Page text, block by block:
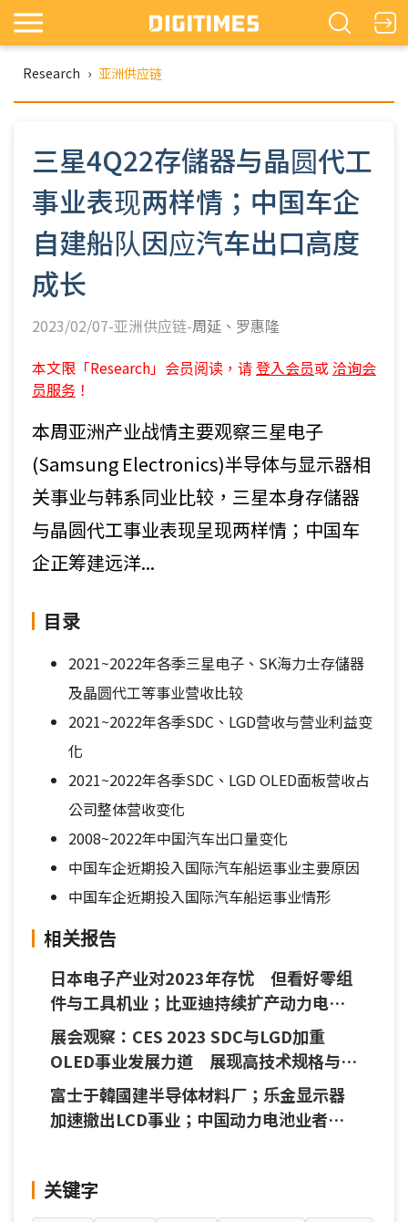
Research › 亚洲供应链
三星4Q22存儲器与晶圆代工
事业表现两样情；中国车企
自建船队因应汽车出口高度
成长
2023/02/07-亚洲供应链-周延
罗惠隆
本文限「Research」会员阅读，请登入会员或 洽询会
员服务 ！
本周亚洲产业战情主要观察三星电子
(Samsung Electronics)半导体与显示器相
关事业与韩系同业比较，三星本身存儲器
与晶圆代工事业表现呈现两样情；中国车
企正筹建远洋...
目录
2021~2022年各季三星电子、SK海力士存儲器
及晶圆代工等事业营收比较
2021~2022年各季SDC、LGD营收与营业利益变
化
2021~2022年各季SDC、LGD OLED面板营收占
公司整体营收变化
2008~2022年中国汽车出口量变化
中国车企近期投入国际汽车船运事业主要原因
中国车企近期投入国际汽车船运事业情形
相关报告
日本电子产业对2023年存忧 但看好零组
件与工具机业；比亚迪持续扩产动力电
池；现代汽车首度中东设组装厂
展会观察：CES 2023 SDC与LGD加重
OLED事业发展力道 展现高技术规格与多
元应用
富士于韓國建半导体材料厂；乐金显示器
加速撤出LCD事业；中国动力电池业者积
关键字